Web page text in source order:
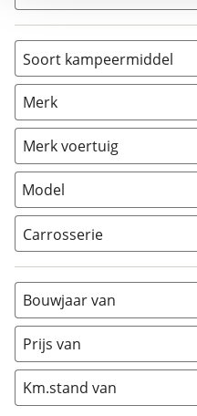
Soort kampeermiddel
Camper (13)
Caravan
Vouwwagen
Merk
Merk voertuig
Model
Carrosserie
Alkoof (0)
Busmodel
Caravan (0)
Half-integraal
Integraal (4)
Opzetunit (0
Bouwjaar van
Prijs van
Km.stand van